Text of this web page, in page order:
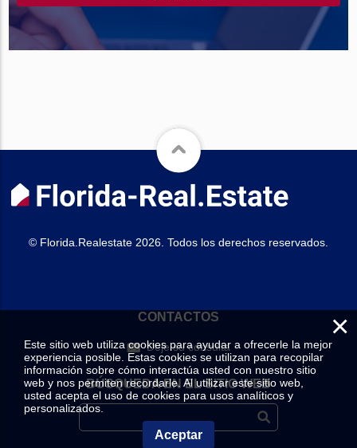
© Florida.Realestate 2026. Todos los derechos reservados.
CONTACTOS
Deje su consulta
BÚSQUEDA EN EL SITIO WEB
×
Este sitio web utiliza cookies para ayudar a ofrecerle la mejor
experiencia posible. Estas cookies se utilizan para recopilar
información sobre cómo interactúa usted con nuestro sitio
web y nos permiten recordarle. Al utilizar este sitio web,
usted acepta el uso de cookies para usos analíticos y
personalizados.
Aceptar